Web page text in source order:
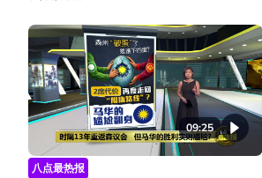
09:25
八点最热报